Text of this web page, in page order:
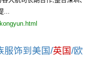
...
服饰到美国/英国/欧